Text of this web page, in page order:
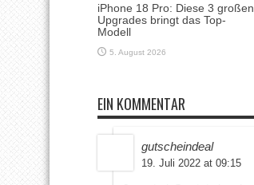
iPhone 18 Pro: Diese 3 großen
Upgrades bringt das Top-
Modell
5. August 2026
EIN KOMMENTAR
gutscheindeal
19. Juli 2022 at 09:15